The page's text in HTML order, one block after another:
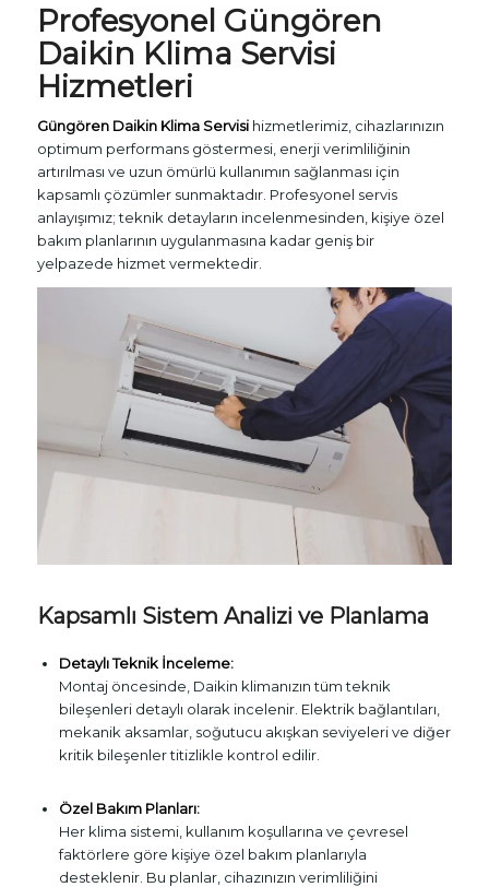
Profesyonel Güngören
Daikin Klima Servisi
Hizmetleri
Güngören Daikin Klima Servisihizmetlerimiz, cihazlarınızın
optimum performans göstermesi, enerji verimliliğinin
artırılması ve uzun ömürlü kullanımın sağlanması için
kapsamlı çözümler sunmaktadır. Profesyonel servis
anlayışımız; teknik detayların incelenmesinden, kişiye özel
bakım planlarının uygulanmasına kadar geniş bir
yelpazede hizmet vermektedir.
Kapsamlı Sistem Analizi ve Planlama
Detaylı Teknik İnceleme:
Montaj öncesinde, Daikin klimanızın tüm teknik
bileşenleri detaylı olarak incelenir. Elektrik bağlantıları,
mekanik aksamlar, soğutucu akışkan seviyeleri ve diğer
kritik bileşenler titizlikle kontrol edilir.
Özel Bakım Planları:
Her klima sistemi, kullanım koşullarına ve çevresel
faktörlere göre kişiye özel bakım planlarıyla
desteklenir. Bu planlar, cihazınızın verimliliğini